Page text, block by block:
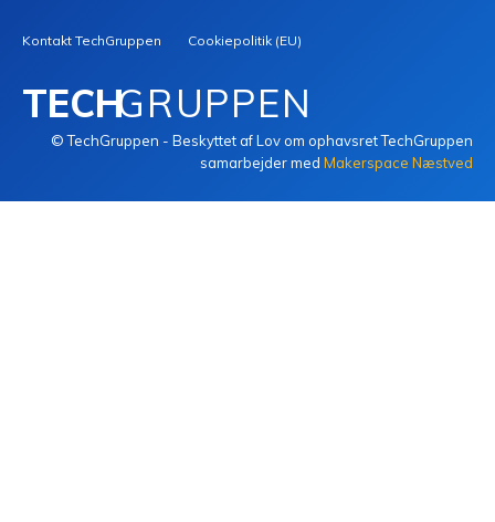
Kontakt TechGruppen Cookiepolitik (EU)
TECHGRUPPEN
© TechGruppen - Beskyttet af Lov om ophavsret TechGruppen
samarbejder med Makerspace Næstved